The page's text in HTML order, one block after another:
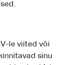
le viited või
sinu